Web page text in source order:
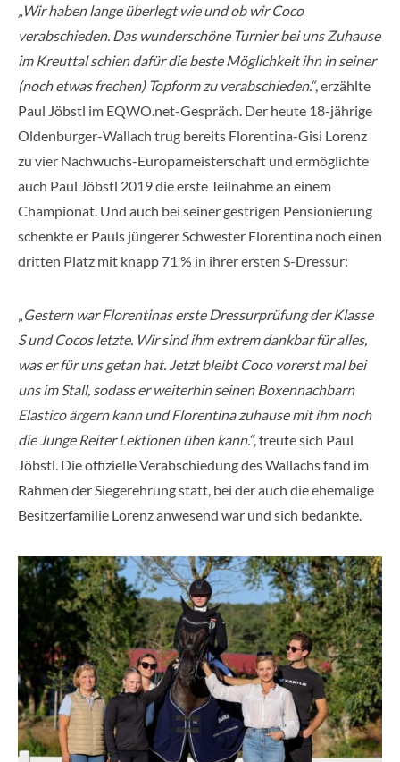
„Wir haben lange überlegt wie und ob wir Coco
verabschieden. Das wunderschöne Turnier bei uns Zuhause
im Kreuttal schien dafür die beste Möglichkeit ihn in seiner
(noch etwas frechen) Topform zu verabschieden.“, erzählte
Paul Jöbstl im EQWO.net-Gespräch. Der heute 18-jährige
Oldenburger-Wallach trug bereits Florentina-Gisi Lorenz
zu vier Nachwuchs-Europameisterschaft und ermöglichte
auch Paul Jöbstl 2019 die erste Teilnahme an einem
Championat. Und auch bei seiner gestrigen Pensionierung
schenkte er Pauls jüngerer Schwester Florentina noch einen
dritten Platz mit knapp 71 % in ihrer ersten S-Dressur:
Gestern war Florentinas erste Dressurprüfung der Klasse
S und Cocos letzte. Wir sind ihm extrem dankbar für alles,
was er für uns getan hat. Jetzt bleibt Coco vorerst mal bei
uns im Stall, sodass er weiterhin seinen Boxennachbarn
Elastico ärgern kann und Florentina zuhause mit ihm noch
die Junge Reiter Lektionen üben kann.“, freute sich Paul
Jöbstl. Die offizielle Verabschiedung des Wallachs fand im
Rahmen der Siegerehrung statt, bei der auch die ehemalige
Besitzerfamilie Lorenz anwesend war und sich bedankte.